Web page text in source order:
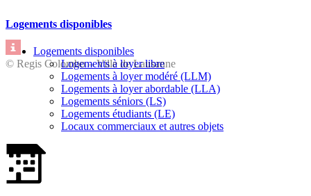
© Regis Colombo – Ville de Lausanne
Logements disponibles
Logements disponibles
Logements à loyer libre
Logements à loyer modéré (LLM)
Logements à loyer abordable (LLA)
Logements séniors (LS)
Logements étudiants (LE)
Locaux commerciaux et autres objets